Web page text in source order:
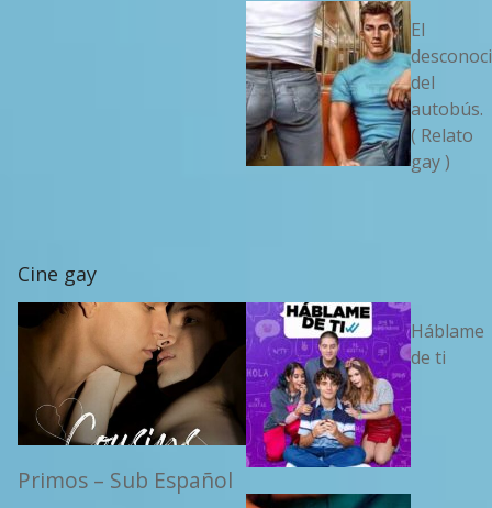
El
del
autobús.
( Relato
gay )
Cine gay
Primos – Sub Español
Háblame
de ti